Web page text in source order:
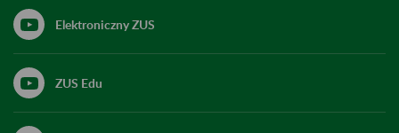
Elektroniczny ZUS
ZUS Edu